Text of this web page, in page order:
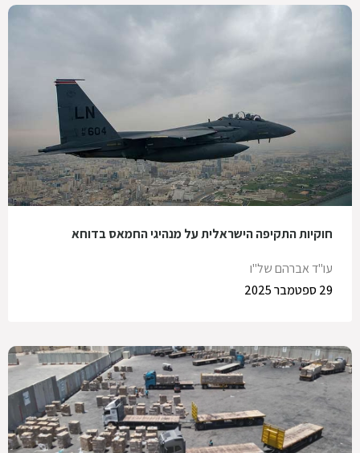
חוקיות התקיפה הישראלית על מנהיגי החמאס בדוחא
עו"ד אברהם של"ו
29 ספטמבר 2025